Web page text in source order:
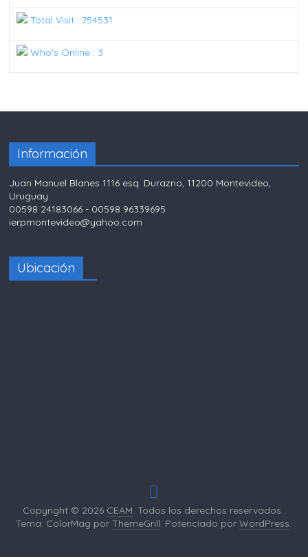
Total Visit : 754531
Who's Online : 3
Información
Juan Manuel Blanes 1116 esq. Durazno, 11200 Montevideo,
Uruguay
00598 24183066 - 00598 96339695
ierpmontevideo@yahoo.com
Ubicación
Copyright © 2026 CEAM. Todos los derechos reservados..
Tema: ColorMag porThemeGrill. Potenciado porWordPress.